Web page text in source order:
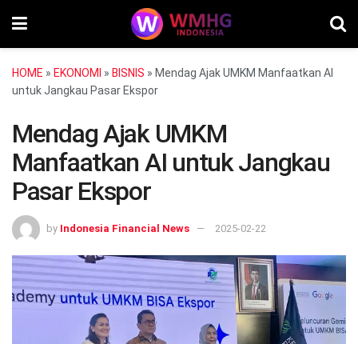
HOME » EKONOMI » BISNIS » Mendag Ajak UMKM Manfaatkan AI
untuk Jangkau Pasar Ekspor
Mendag Ajak UMKM
Manfaatkan AI untuk Jangkau
Pasar Ekspor
by Indonesia Financial News 2025-02-22